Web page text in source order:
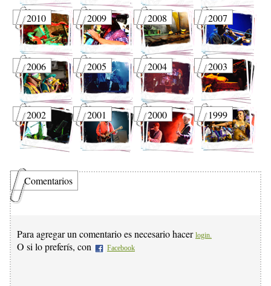
2010 2009 2008 2007
2006 2005 2004 2003
2002 2001 2000 1999
Comentarios
Para agregar un comentario es necesario hacer login.
O si lo preferís, con Facebook